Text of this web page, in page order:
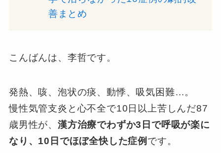
善まとめ
こんばんは、李哲です。
発熱、咳、泡状の痰、動悸、吸気困難…。
慢性気管支炎と心不全で10日以上苦しんだ87
歳男性が、 漢方治療でわずか3日で呼吸が楽に
なり、10日でほぼ全快した症例 です。